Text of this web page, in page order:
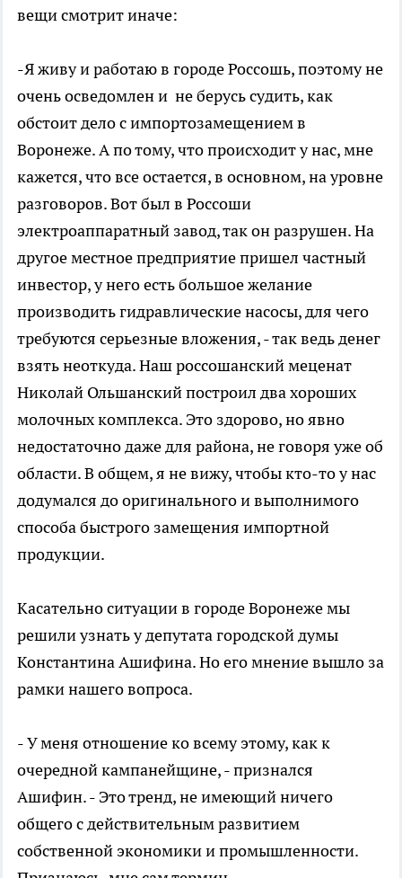
вещи смотрит иначе:
-Я живу и работаю в городе Россошь, поэтому не
очень осведомлен и не берусь судить, как
обстоит дело с импортозамещением в
Воронеже. А по тому, что происходит у нас, мне
кажется, что все остается, в основном, на уровне
разговоров. Вот был в Россоши
электроаппаратный завод, так он разрушен. На
другое местное предприятие пришел частный
инвестор, у него есть большое желание
производить гидравлические насосы, для чего
требуются серьезные вложения, - так ведь денег
взять неоткуда. Наш россошанский меценат
Николай Ольшанский построил два хороших
молочных комплекса. Это здорово, но явно
недостаточно даже для района, не говоря уже об
области. В общем, я не вижу, чтобы кто-то у нас
додумался до оригинального и выполнимого
способа быстрого замещения импортной
продукции.
Касательно ситуации в городе Воронеже мы
решили узнать у депутата городской думы
Константина Ашифина. Но его мнение вышло за
рамки нашего вопроса.
- У меня отношение ко всему этому, как к
очередной кампанейщине, - признался
Ашифин. - Это тренд, не имеющий ничего
общего с действительным развитием
собственной экономики и промышленности.